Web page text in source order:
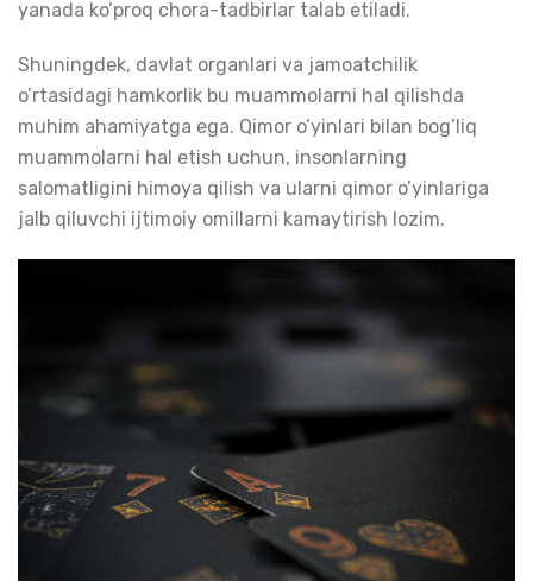
yanada ko’proq chora-tadbirlar talab etiladi.
Shuningdek, davlat organlari va jamoatchilik
o’rtasidagi hamkorlik bu muammolarni hal qilishda
muhim ahamiyatga ega. Qimor o’yinlari bilan bog’liq
muammolarni hal etish uchun, insonlarning
salomatligini himoya qilish va ularni qimor o’yinlariga
jalb qiluvchi ijtimoiy omillarni kamaytirish lozim.